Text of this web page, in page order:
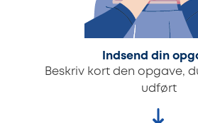
Indsend din
Beskriv kort den opgave,
udført